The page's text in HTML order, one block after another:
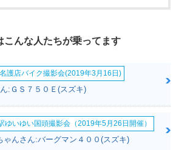
こんな人たちが乗ってます
護店バイク撮影会(2019年3月16日)
:ＧＳ７５０Ｅ(スズキ)
ゆいゆい国頭撮影会（2019年5月26日開催）
ゃんさん:バーグマン４００(スズキ)